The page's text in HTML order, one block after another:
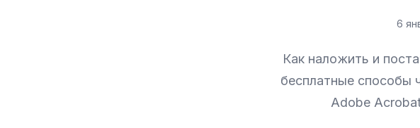
6
Как наложить и
бесплатные способы
Adobe